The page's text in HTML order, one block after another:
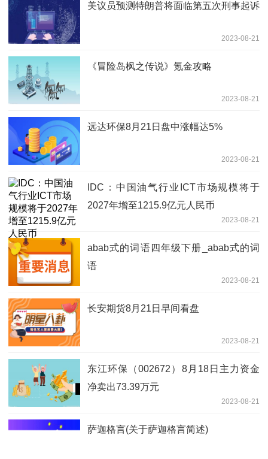
美议员预测特朗普将面临第五次刑事起诉
2023-08-21
《冒险岛枫之传说》氪金攻略
2023-08-21
远达环保8月21日盘中涨幅达5%
2023-08-21
IDC：中国油气行业ICT市场规模将于
2027年增至1215.9亿元人民币
2023-08-21
abab式的词语四年级下册_abab式的词
语
2023-08-21
长安期货8月21日早间看盘
2023-08-21
东江环保（002672）8月18日主力资金
净卖出73.39万元
2023-08-21
萨迦格言(关于萨迦格言简述)